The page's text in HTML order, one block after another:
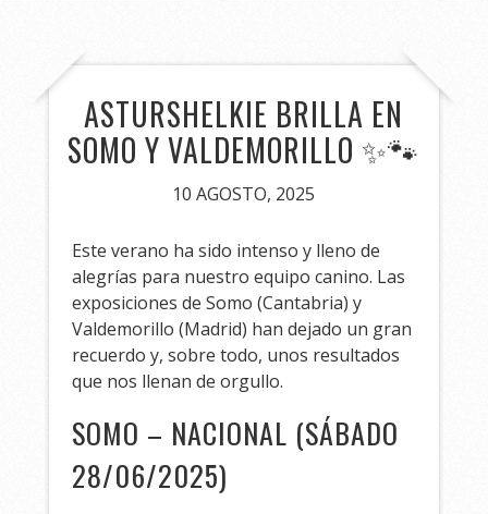
ASTURSHELKIE BRILLA EN
SOMO Y VALDEMORILLO ✨🐾
10 AGOSTO, 2025
Este verano ha sido intenso y lleno de
alegrías para nuestro equipo canino. Las
exposiciones de Somo (Cantabria) y
Valdemorillo (Madrid) han dejado un gran
recuerdo y, sobre todo, unos resultados
que nos llenan de orgullo.
SOMO – NACIONAL (SÁBADO
28/06/2025)